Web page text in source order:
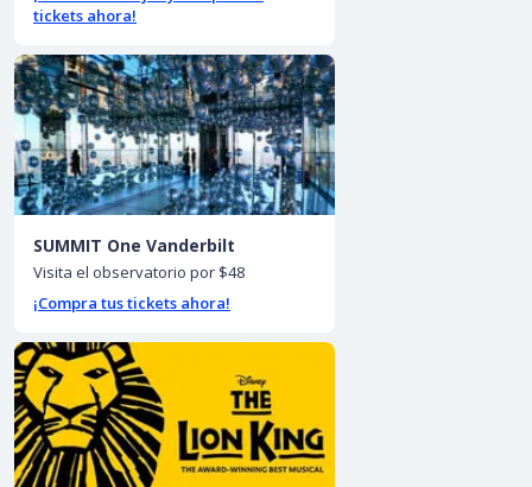
tickets ahora!
SUMMIT One Vanderbilt
Visita el observatorio por $48
¡Compra tus tickets ahora!